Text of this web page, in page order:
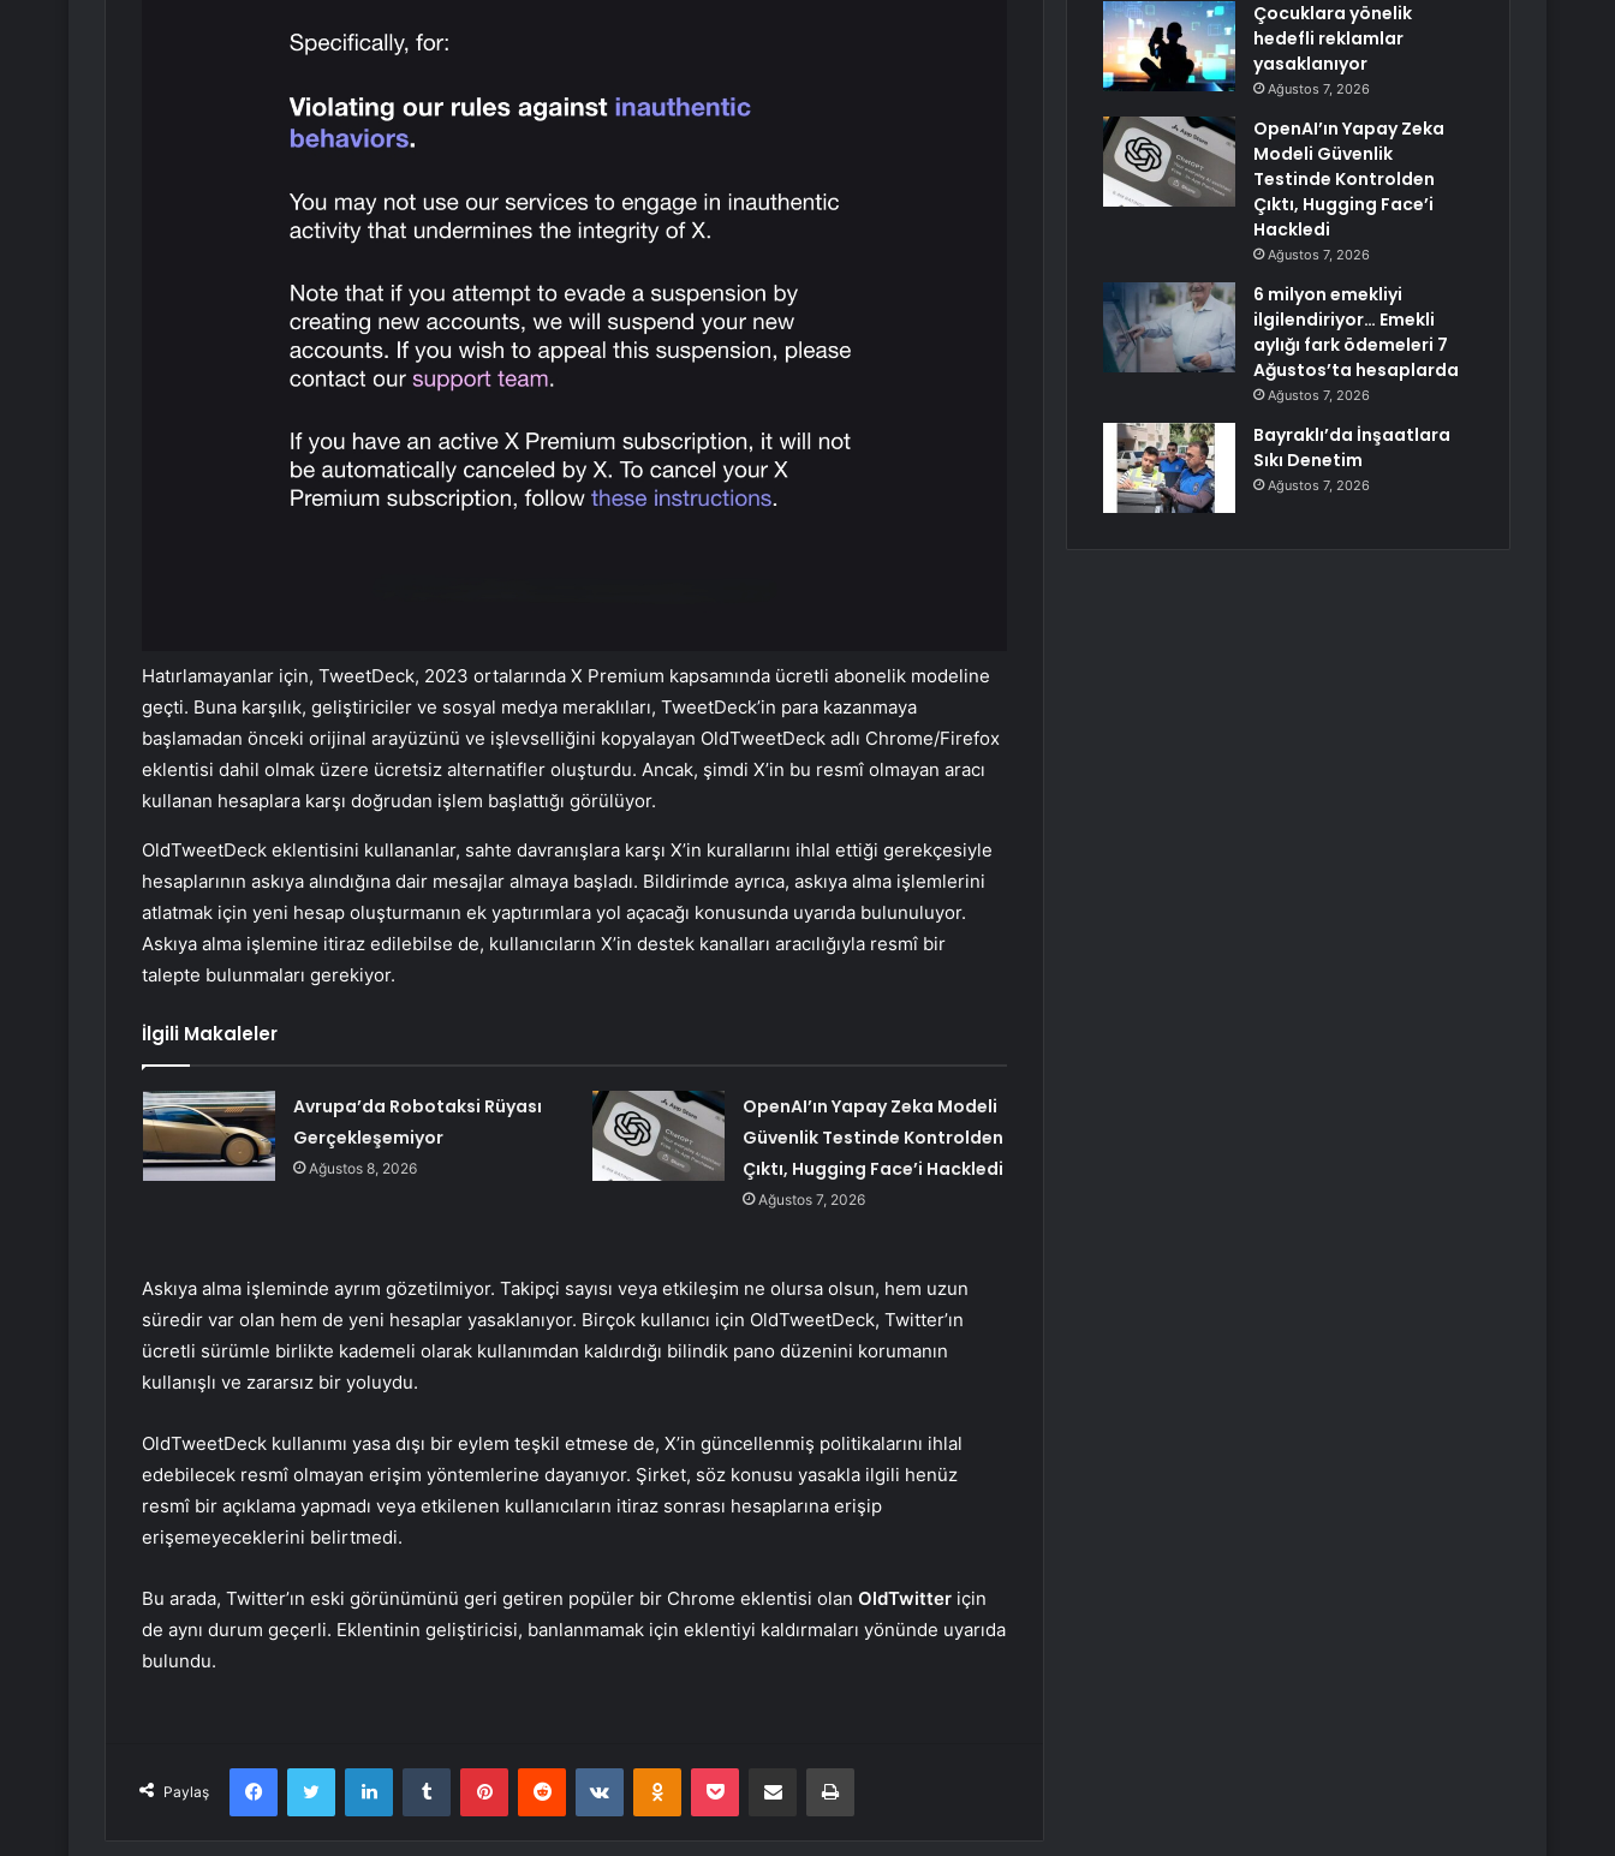
Hatırlamayanlar için, TweetDeck, 2023 ortalarında X Premium kapsamında ücretli abonelik modeline
geçti. Buna karşılık, geliştiriciler ve sosyal medya meraklıları, TweetDeck’in para kazanmaya
başlamadan önceki orijinal arayüzünü ve işlevselliğini kopyalayan OldTweetDeck adlı Chrome/Firefox
eklentisi dahil olmak üzere ücretsiz alternatifler oluşturdu. Ancak, şimdi X’in bu resmî olmayan aracı
kullanan hesaplara karşı doğrudan işlem başlattığı görülüyor.
OldTweetDeck eklentisini kullananlar, sahte davranışlara karşı X’in kurallarını ihlal ettiği gerekçesiyle
hesaplarının askıya alındığına dair mesajlar almaya başladı. Bildirimde ayrıca, askıya alma işlemlerini
atlatmak için yeni hesap oluşturmanın ek yaptırımlara yol açacağı konusunda uyarıda bulunuluyor.
Askıya alma işlemine itiraz edilebilse de, kullanıcıların X’in destek kanalları aracılığıyla resmî bir
talepte bulunmaları gerekiyor.
İlgili Makaleler
Avrupa’da Robotaksi Rüyası
Gerçekleşemiyor
Ağustos 8, 2026
OpenAI’ın Yapay Zeka Modeli
Güvenlik Testinde Kontrolden
Çıktı, Hugging Face’i Hackledi
Ağustos 7, 2026
Askıya alma işleminde ayrım gözetilmiyor. Takipçi sayısı veya etkileşim ne olursa olsun, hem uzun
süredir var olan hem de yeni hesaplar yasaklanıyor. Birçok kullanıcı için OldTweetDeck, Twitter’ın
ücretli sürümle birlikte kademeli olarak kullanımdan kaldırdığı bilindik pano düzenini korumanın
kullanışlı ve zararsız bir yoluydu.
OldTweetDeck kullanımı yasa dışı bir eylem teşkil etmese de, X’in güncellenmiş politikalarını ihlal
edebilecek resmî olmayan erişim yöntemlerine dayanıyor. Şirket, söz konusu yasakla ilgili henüz
resmî bir açıklama yapmadı veya etkilenen kullanıcıların itiraz sonrası hesaplarına erişip
erişemeyeceklerini belirtmedi.
Bu arada, Twitter’ın eski görünümünü geri getiren popüler bir Chrome eklentisi olan OldTwitter için
de aynı durum geçerli. Eklentinin geliştiricisi, banlanmamak için eklentiyi kaldırmaları yönünde uyarıda
bulundu.
Paylaş
FacebookTwitter LinkedInTumblr PinterestReddit VKontakteOdnoklassniki
Pocket E-Posta ile paylaş Yazdır
Çocuklara yönelik
hedefli reklamlar
yasaklanıyor
Ağustos 7, 2026
OpenAI’ın Yapay Zeka
Modeli Güvenlik
Testinde Kontrolden
Çıktı, Hugging Face’i
Hackledi
Ağustos 7, 2026
6 milyon emekliyi
ilgilendiriyor… Emekli
aylığı fark ödemeleri 7
Ağustos’ta hesaplarda
Ağustos 7, 2026
Bayraklı’da İnşaatlara
Sıkı Denetim
Ağustos 7, 2026